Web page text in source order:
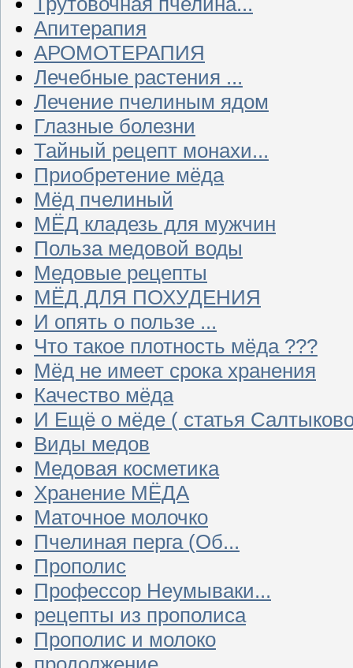
Апитерапия
АРОМОТЕРАПИЯ
Лечебные растения ...
Лечение пчелиным ядом
Глазные болезни
Тайный рецепт монахи...
Приобретение мёда
Мёд пчелиный
МЁД кладезь для мужчин
Польза медовой воды
Медовые рецепты
МЁД ДЛЯ ПОХУДЕНИЯ
И опять о пользе ...
Что такое плотность мёда ???
Мёд не имеет срока хранения
Качество мёда
И Ещё о мёде ( статья
Виды медов
Медовая косметика
Хранение МЁДА
Маточное молочко
Пчелиная перга (Об...
Прополис
Профессор Неумываки...
рецепты из прополиса
Прополис и молоко